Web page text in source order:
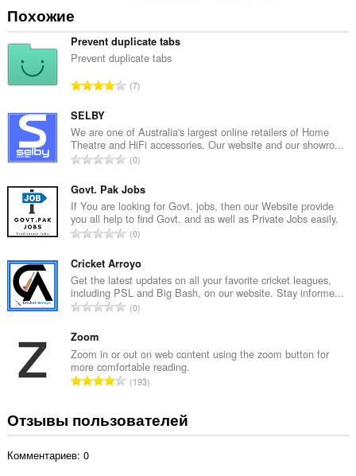
Похожие
Prevent duplicate tabs
Prevent duplicate tabs
В
г
о
о
е
н
о
к
:
7
SELBY
We are one of Australia's largest online retailers of Home
Theatre and HiFi accessories. Our website and our showro...
В
е
г
о
о
е
н
о
к
0
Govt. Pak Jobs
If You are looking for Govt. jobs, then our Website provide
you all help to find Govt. and as well as Private Jobs easily.
В
е
г
о
о
н
о
к
0
Cricket Arroyo
Get the latest updates on all your favorite cricket leagues,
including PSL and Big Bash, on our website. Stay informe...
В
г
о
о
е
н
0
Zoom
Zoom in or out on web content using the zoom button for
more comfortable reading.
В
г
193
Отзывы пользователей
Комментариев: 0